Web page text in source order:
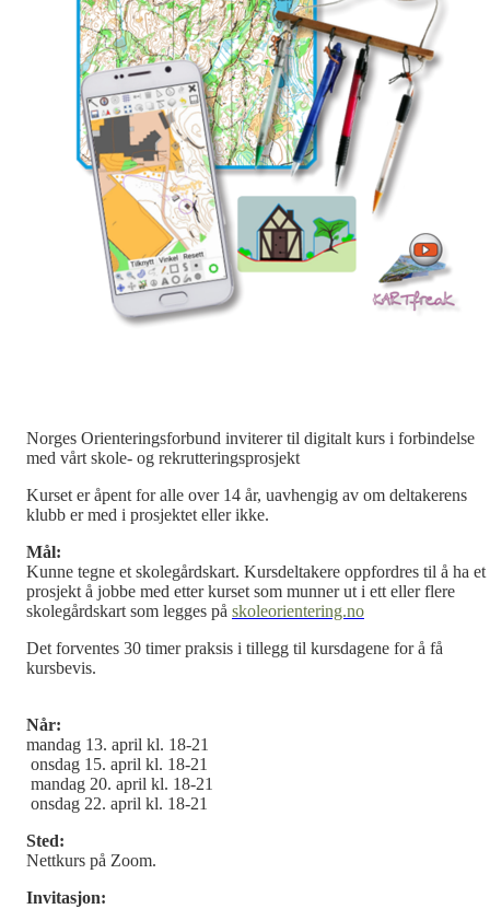
Norges Orienteringsforbund inviterer til digitalt kurs i forbindelse
med vårt skole- og rekrutteringsprosjekt
Kurset er åpent for alle over 14 år, uavhengig av om deltakerens
klubb er med i prosjektet eller ikke.
Mål:
Kunne tegne et skolegårdskart. Kursdeltakere oppfordres til å ha et
prosjekt å jobbe med etter kurset som munner ut i ett eller flere
skolegårdskart som legges på skoleorientering.no
Det forventes 30 timer praksis i tillegg til kursdagene for å få
kursbevis.
Når:
mandag 13. april kl. 18-21
onsdag 15. april kl. 18-21
mandag 20. april kl. 18-21
onsdag 22. april kl. 18-21
Sted:
Nettkurs på Zoom.
Invitasjon: